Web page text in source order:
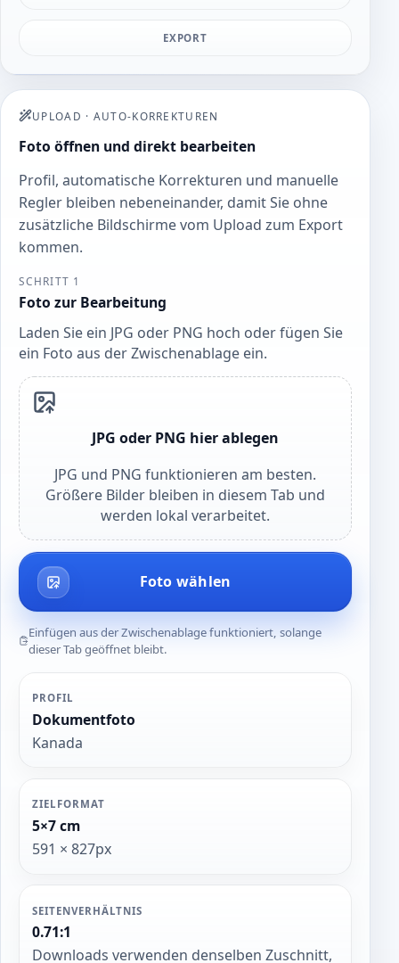
EXPORT
UPLOAD · AUTO-KORREKTUREN
Foto öffnen und direkt bearbeiten
Profil, automatische Korrekturen und manuelle
Regler bleiben nebeneinander, damit Sie ohne
zusätzliche Bildschirme vom Upload zum Export
kommen.
SCHRITT 1
Foto zur Bearbeitung
Laden Sie ein JPG oder PNG hoch oder fügen Sie
ein Foto aus der Zwischenablage ein.
JPG oder PNG hier ablegen
JPG und PNG funktionieren am besten.
Größere Bilder bleiben in diesem Tab und
werden lokal verarbeitet.
Foto wählen
Einfügen aus der Zwischenablage funktioniert, solange
dieser Tab geöffnet bleibt.
PROFIL
Dokumentfoto
Kanada
ZIELFORMAT
5×7 cm
591 × 827px
SEITENVERHÄLTNIS
0.71:1
Downloads verwenden denselben Zuschnitt,